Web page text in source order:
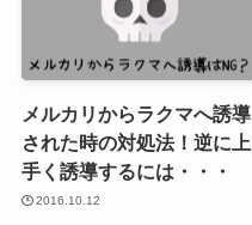
メルカリからラクマへ誘導
された時の対処法！逆に上
手く誘導するには・・・
2016.10.12